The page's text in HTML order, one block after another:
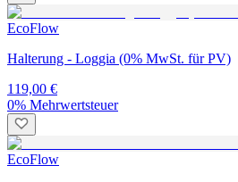
EcoFlow
Halterung - Loggia (0% MwSt. für PV)
119,00 €
0% Mehrwertsteuer
EcoFlow